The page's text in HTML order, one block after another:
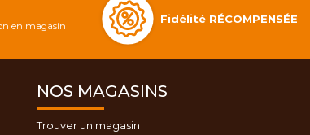
en magasin
Fidélité RÉCOMPENSÉE
NOS MAGASINS
Trouver un magasin